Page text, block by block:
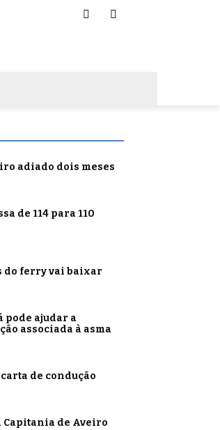
adiado dois meses
de 114 para 110
do ferry vai baixar
pode ajudar a
associada à asma
de condução
Capitania de Aveiro